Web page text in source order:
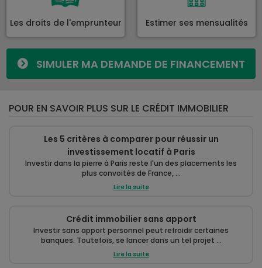
Les droits de l'emprunteur Estimer ses mensualités
SIMULER MA DEMANDE DE FINANCEMENT
POUR EN SAVOIR PLUS SUR LE CRÉDIT IMMOBILIER
Les 5 critères à comparer pour réussir un
investissement locatif à Paris
Investir dans la pierre à Paris reste l'un des placements les
plus convoités de France, ...
Lire la suite
Crédit immobilier sans apport
Investir sans apport personnel peut refroidir certaines
banques. Toutefois, se lancer dans un tel projet ...
Lire la suite